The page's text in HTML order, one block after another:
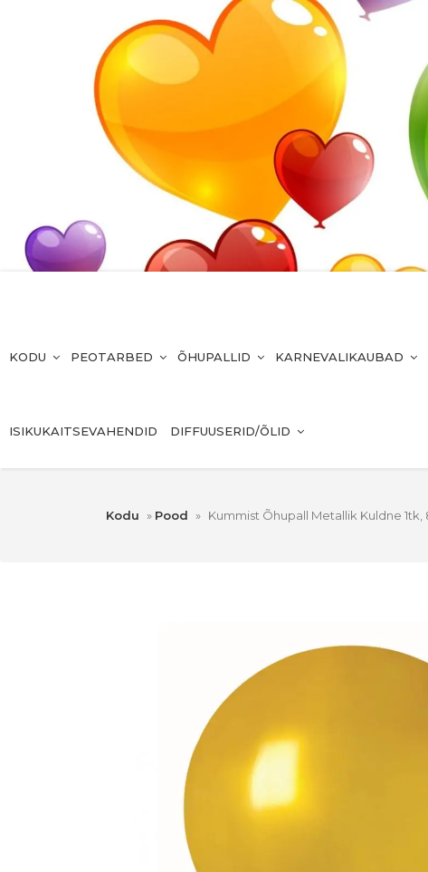
KODU PEOTARBED ÕHUPALLID KARNEVALIKAUBAD
ISIKUKAITSEVAHENDID DIFFUUSERID/ÕLID
Kodu » Pood » Kummist Õhupall Metallik Kuldne 1tk,